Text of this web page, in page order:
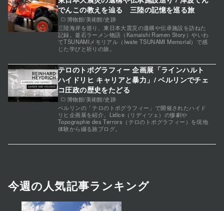
博物館/美術館/史跡
でんこの教えを辿る 三陸の記憶を巡る旅
三陸海岸を巡り、東日本大震災の遺構や伝承施設を訪ねた
記録。釜石ラーメン物語（Kamaishi Ramen Story）やいわ
てTSUNAMIメモリアル（Iwate TSUNAMI Memorial）で感
じた学びと祈りの旅。
博物館/美術館/史跡
テロのトポグラフィー 企画展「ラインハルト
ハイドリヒ キャリアと暴力」/ ベルリンでチェ
コ圧政の歴史をたどる
ベルリンの「テロのトポグラフィー」で開催されたハイド
リヒ企画展を紹介。Lidice（リディツェ）の惨劇や
Topographie des Terrors（テロのトポグラフィー）を現地
体験から綴る旅ブログ。
今週の人気記事ランキング